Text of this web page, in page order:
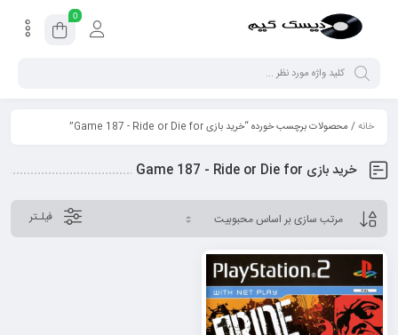
0
خانه/ محصولات برچسب خورده “خرید بازی Game 187 - Ride or Die for”
خرید بازی Game 187 - Ride or Die for
فیلـتر